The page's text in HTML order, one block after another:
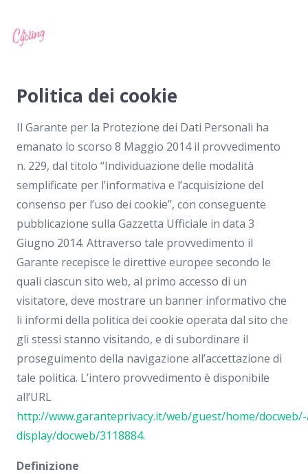
Politica dei cookie
Il Garante per la Protezione dei Dati Personali ha
emanato lo scorso 8 Maggio 2014 il provvedimento
n. 229, dal titolo “Individuazione delle modalità
semplificate per l’informativa e l’acquisizione del
consenso per l’uso dei cookie”, con conseguente
pubblicazione sulla Gazzetta Ufficiale in data 3
Giugno 2014. Attraverso tale provvedimento il
Garante recepisce le direttive europee secondo le
quali ciascun sito web, al primo accesso di un
visitatore, deve mostrare un banner informativo che
li informi della politica dei cookie operata dal sito che
gli stessi stanno visitando, e di subordinare il
proseguimento della navigazione all’accettazione di
tale politica. L’intero provvedimento è disponibile
all’URL
http://www.garanteprivacy.it/web/guest/home/
display/docweb/3118884.
Definizione